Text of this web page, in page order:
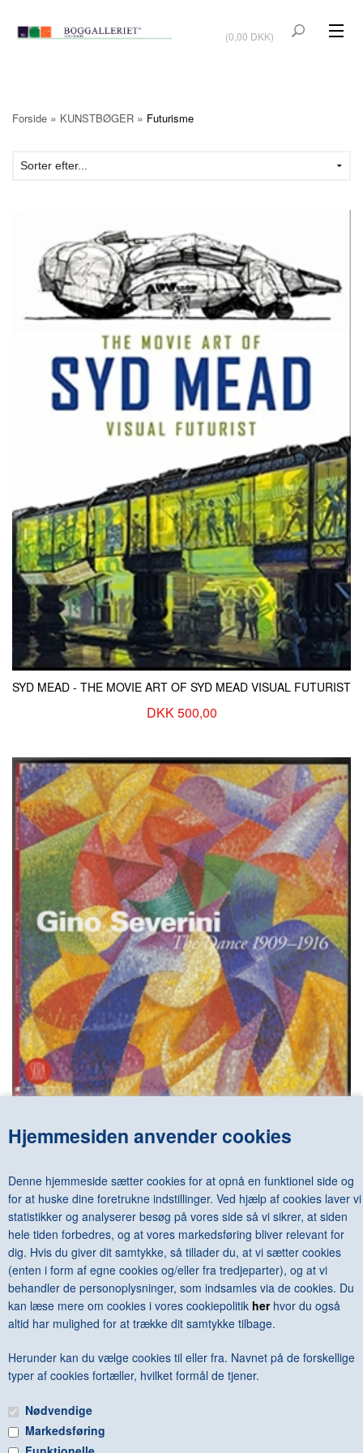
Hjemmesiden anvender cookies
Denne hjemmeside sætter cookies for at opnå en funktionel side og
for at huske dine foretrukne indstillinger. Ved hjælp af cookies laver vi
statistikker og analyserer besøg på vores side så vi sikrer, at siden
hele tiden forbedres, og at vores markedsføring bliver relevant for
dig. Hvis du giver dit samtykke, så tillader du, at vi sætter cookies
(enten i form af egne cookies og/eller fra tredjeparter), og at vi
behandler de personoplysninger, som indsamles via de cookies. Du
kan læse mere om cookies i vores cookiepolitik herhvor du også
altid har mulighed for at trække dit samtykke tilbage.
Herunder kan du vælge cookies til eller fra. Navnet på de forskellige
typer af cookies fortæller, hvilket formål de tjener.
Nødvendige
Markedsføring
(0,00 DKK)
BØGER OM KUNSTNERE
Vis kurv (0,00 DKK)
OUTLET UDSTILLINGER
OM BOGGALLERIET
KONTAKT & ÅBNINSTIDER NYHEDSBREV
UDVIDET SØGNING Salgsbetingelser
Forside » KUNSTBØGER » Futurisme
SYD MEAD - THE MOVIE ART OF SYD MEAD VISUAL FUTURIST
DKK 500,00
DKK 600,00
<--Forrige Næste-->
Antal varer: 2 Vis uden moms Anbefal Print